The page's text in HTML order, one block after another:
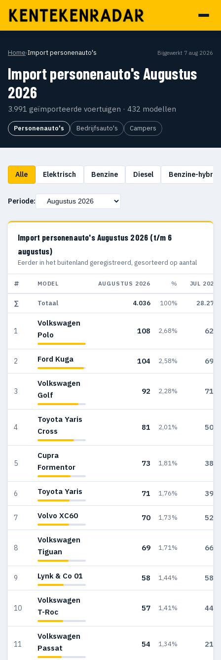
Home›Import personenauto's Bijgewerkt 7 aug 2026
Import personenauto's Augustus
2026
3.991 geïmporteerde voertuigen · 432 modellen
Personenauto's Bedrijfsauto's Campers
Alle Elektrisch Benzine Diesel Benzine-
Periode:
Import personenauto's Augustus 2026 (t/m 6
augustus)
Eerder in het buitenland geregistreerd, gesorteerd op aantal
# MODEL AUGUSTUS 2026 % JUL 2026
∑ Totaal 4.036 100% 28.276
1
Volkswagen
Polo
108 2,68% 627
2 Ford Kuga 104 2,58% 690
3
Volkswagen
Golf
92 2,28% 718
4
Toyota Yaris
Cross
81 2,01% 506
5
Cupra
Formentor
73 1,81% 389
6 Toyota Yaris 71 1,76% 398
7 Volvo XC60 70 1,73% 522
8
Volkswagen
Tiguan
69 1,71% 661
9 Lynk & Co 01 58 1,44% 585
10
Volkswagen
T-Roc
57 1,41% 447
11
Volkswagen
Passat
54 1,34% 214